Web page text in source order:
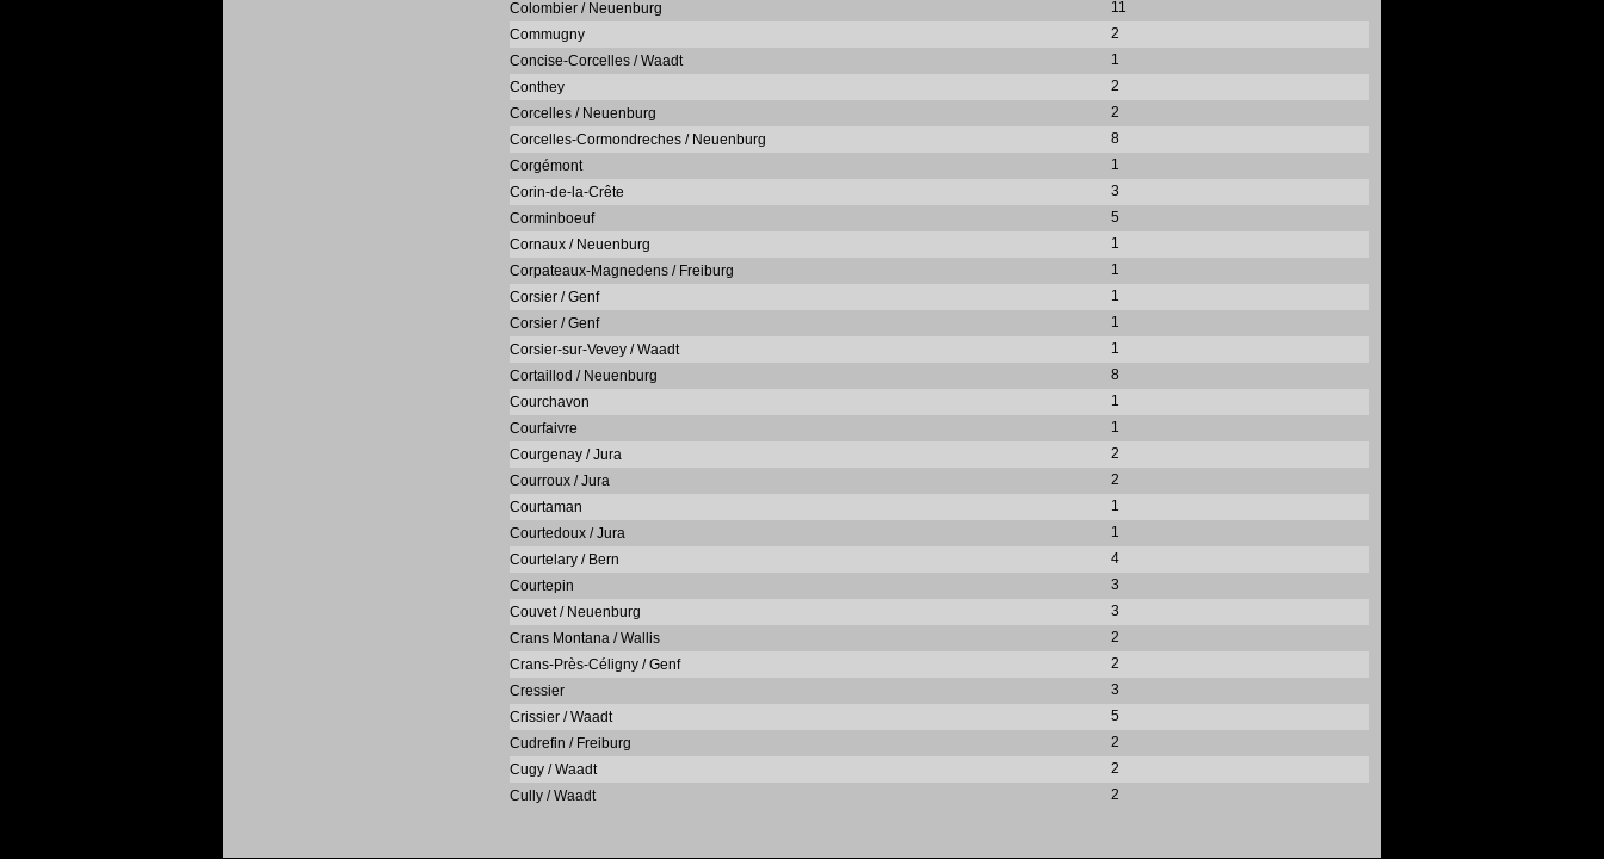
Colombier / Neuenburg
11
Commugny
2
Concise-Corcelles / Waadt
1
Conthey
2
Corcelles / Neuenburg
2
Corcelles-Cormondreches / Neuenburg
8
Corgémont
1
Corin-de-la-Crête
3
Corminboeuf
5
Cornaux / Neuenburg
1
Corpateaux-Magnedens / Freiburg
1
Corsier / Genf
1
Corsier / Genf
1
Corsier-sur-Vevey / Waadt
1
Cortaillod / Neuenburg
8
Courchavon
1
Courfaivre
1
Courgenay / Jura
2
Courroux / Jura
2
Courtaman
1
Courtedoux / Jura
1
Courtelary / Bern
4
Courtepin
3
Couvet / Neuenburg
3
Crans Montana / Wallis
2
Crans-Près-Céligny / Genf
2
Cressier
3
Crissier / Waadt
5
Cudrefin / Freiburg
2
Cugy / Waadt
2
Cully / Waadt
2